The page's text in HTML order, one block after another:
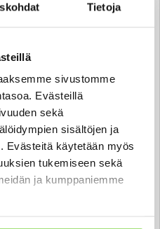
Tietoja
sivustomme
Evästeillä
sekä
sisältöjen ja
Evästeitä käytetään myös
tukemiseen sekä
ja kumppaniemme